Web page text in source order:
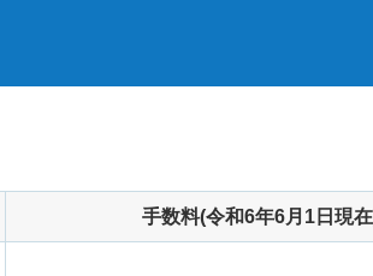
手数料(令和6年6月1日現